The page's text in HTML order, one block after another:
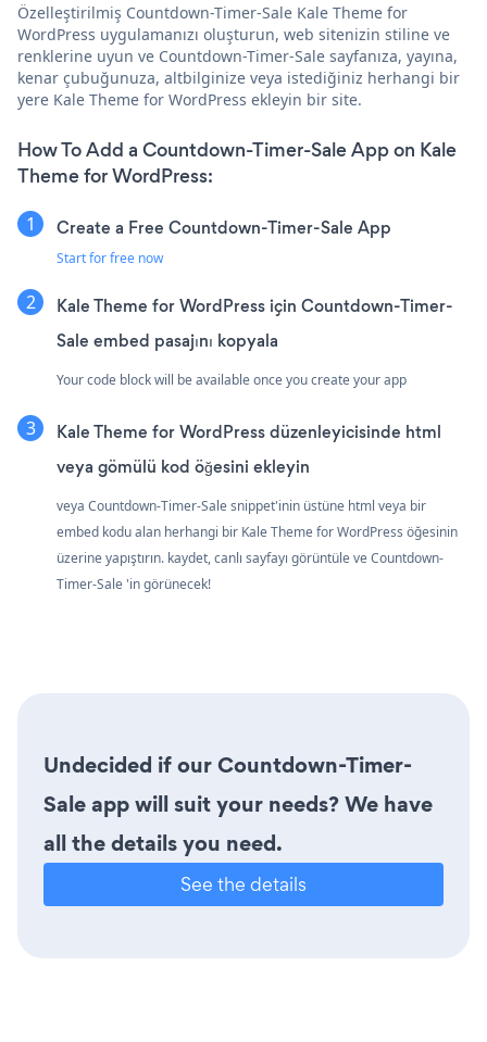
Özelleştirilmiş Countdown-Timer-Sale Kale Theme for
WordPress uygulamanızı oluşturun, web sitenizin stiline ve
renklerine uyun ve Countdown-Timer-Sale sayfanıza, yayına,
kenar çubuğunuza, altbilginize veya istediğiniz herhangi bir
yere Kale Theme for WordPress ekleyin bir site.
How To Add a Countdown-Timer-Sale App on Kale
Theme for WordPress:
Create a Free Countdown-Timer-Sale App
Start for free now
Kale Theme for WordPress için Countdown-Timer-
Sale embed pasajını kopyala
Your code block will be available once you create your app
Kale Theme for WordPress düzenleyicisinde html
veya gömülü kod öğesini ekleyin
veya Countdown-Timer-Sale snippet'inin üstüne html veya bir
embed kodu alan herhangi bir Kale Theme for WordPress öğesinin
üzerine yapıştırın. kaydet, canlı sayfayı görüntüle ve Countdown-
Timer-Sale 'in görünecek!
Undecided if our Countdown-Timer-
Sale app will suit your needs? We have
all the details you need.
See the details